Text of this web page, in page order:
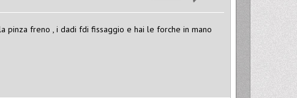
pinza freno , i dadi fdi fissaggio e hai le forche in mano